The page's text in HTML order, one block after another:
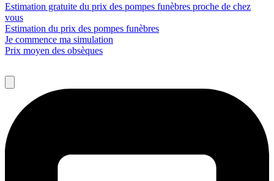
Estimation gratuite du prix des pompes funèbres proche de chez
vous
Estimation du prix des pompes funèbres
Je commence ma simulation
Prix moyen des obsèques